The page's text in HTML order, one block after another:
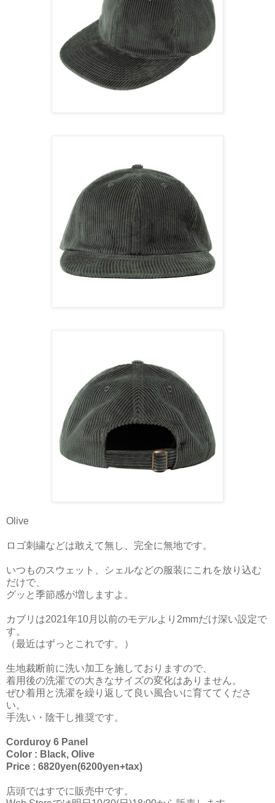
Olive
ロゴ刺繍などは敢えて無し、完全に無地です。
いつものスウェット、シェルなどの服装にこれを放り込む
だけで、
グッと季節感が増しますよ。
カブリは2021年10月以前のモデルより2mmだけ深い設定で
す。
（最近はずっとこれです。）
生地裁断前に洗い加工を施しておりますので、
着用後の洗濯での大きなサイズの変化はありません。
ぜひ着用と洗濯を繰り返して良い風合いに育ててくださ
い。
手洗い・陰干し推奨です。
Corduroy 6 Panel
Color : Black, Olive
Price : 6820yen(6200yen+tax)
店頭ではすでに販売中です。